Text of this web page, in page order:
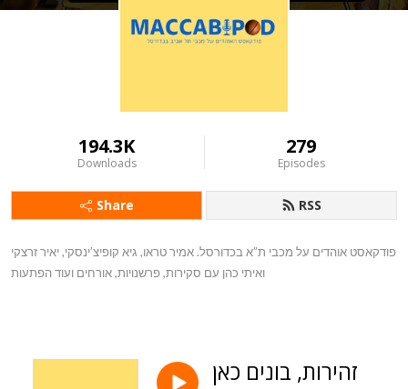
194.3K
Downloads
279
Episodes
Share RSS
פודקאסט אוהדים על מכבי ת”א בכדורסל. אמיר טראו, גיא קופיצ’ינסקי, יאיר זרצקי
ואיתי כהן עם סקירות, פרשנויות, אורחים ועוד הפתעות
זהירות, בונים כאן